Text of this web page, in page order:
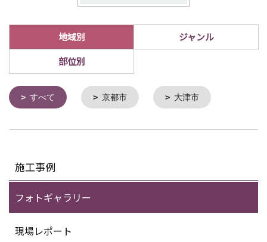
地域別
ジャンル
部位別
すべて 京都市 大津市
施工事例
フォトギャラリー
現場レポート